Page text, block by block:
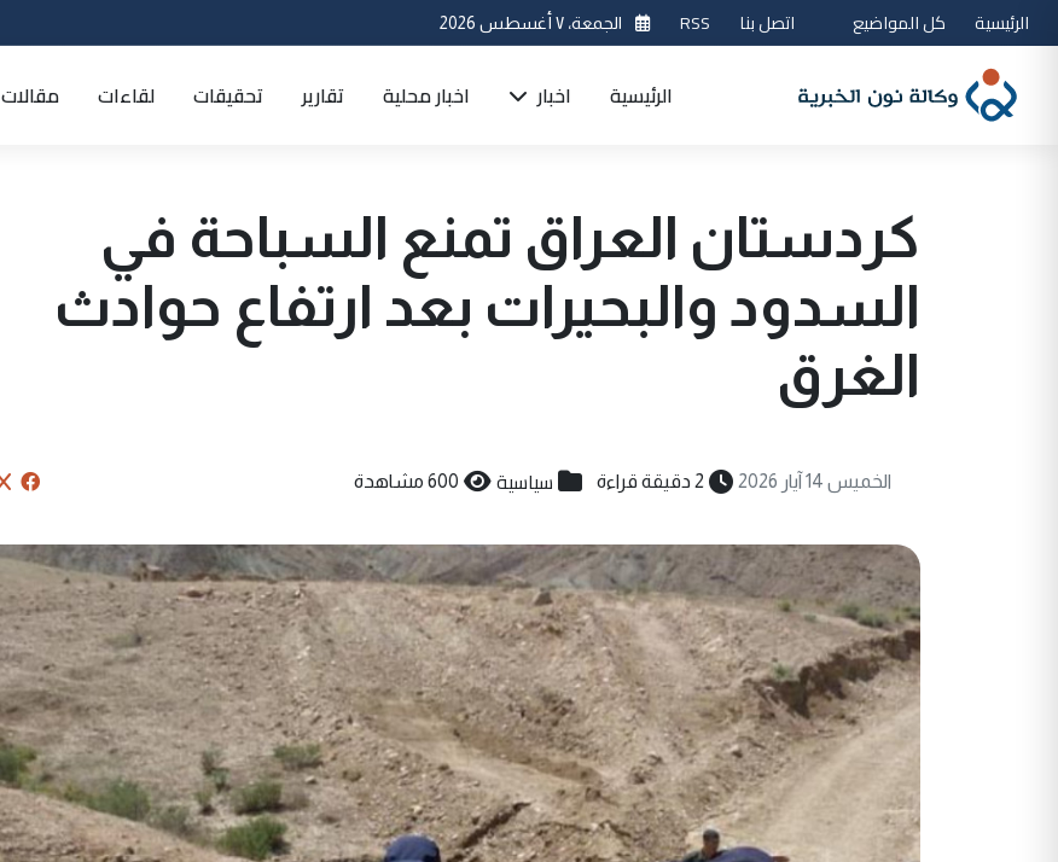
الرئيسية كل المواضيع اتصل بنا RSS الجمعة، ٧ أغسطس 2026
الرئيسية اخبار اخبار محلية تقارير تحقيقات لقاءات مقالات
كردستان العراق تمنع السباحة في
السدود والبحيرات بعد ارتفاع حوادث
الغرق
الخميس 14 آيار 2026 2 دقيقة قراءة سياسية 600 مشاهدة